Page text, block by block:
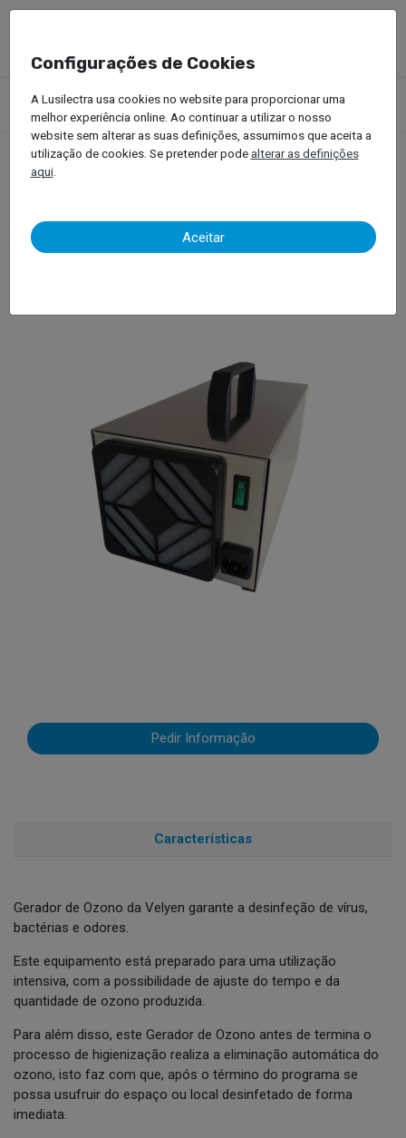
Produtos Equipamentos Oficinais
Geradores de Ozono
Velyen VEL-OZ P05
Gerador de Ozono para Automóveis
Pedir Informação
Características
Gerador de Ozono da Velyen garante a desinfeção de vírus,
bactérias e odores.
Este equipamento está preparado para uma utilização
intensiva, com a possibilidade de ajuste do tempo e da
quantidade de ozono produzida.
Para além disso, este Gerador de Ozono antes de termina o
processo de higienização realiza a eliminação automática do
ozono, isto faz com que, após o término do programa se
possa usufruir do espaço ou local desinfetado de forma
imediata.
Configurações de Cookies
A Lusilectra usa cookies no website para proporcionar uma
melhor experiência online. Ao continuar a utilizar o nosso
website sem alterar as suas definições, assumimos que aceita a
utilização de cookies. Se pretender podealterar as definições
aqui.
Aceitar